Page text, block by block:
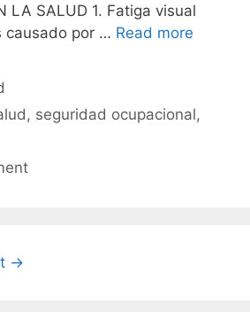
LA SALUD 1. Fatiga visual
causado por … Read more
, seguridad ocupacional,
→